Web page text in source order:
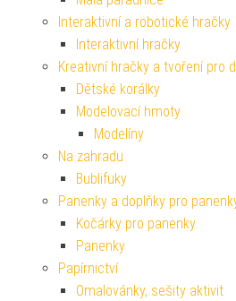
Interaktivní a robotické hračky
Interaktivní hračky
Kreativní hračky a tvoření pro
Dětské korálky
Modelovací hmoty
Modelíny
Na zahradu
Bublifuky
Panenky a doplňky pro
Kočárky pro panenky
Panenky
Papírnictví
Omalovánky, sešity aktivit